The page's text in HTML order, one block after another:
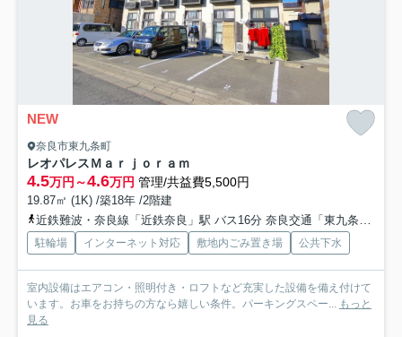
NEW
奈良市東九条町
レオパレスＭａｒｊｏｒａｍ
4.5万円～4.6万円 管理/共益費5,500円
19.87㎡ (1K) /築18年 /2階建
近鉄難波・奈良線「近鉄奈良」駅 バス16分 奈良交通「東九条町東」 停歩2分
駐輪場 インターネット対応 敷地内ごみ置き場 公共下水
室内設備はエアコン・照明付き・ロフトなど充実した設備を備え付けて
います。お車をお持ちの方なら嬉しい条件。パーキングスペー... もっと
見る